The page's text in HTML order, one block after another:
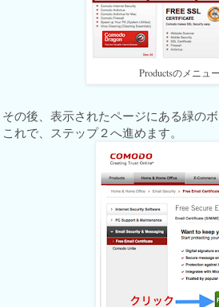
Productsのメニュ
その後、表示されたページにある緑の
これで、ステップ２へ進めます。